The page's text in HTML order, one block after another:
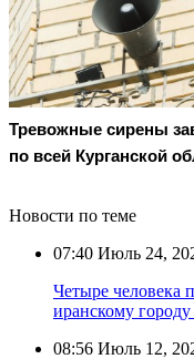
Тревожные сирены
по всей Курганской
Новости по теме
07:40 Июль 24,
Четыре человека
иранскому
08:56 Июль 12,